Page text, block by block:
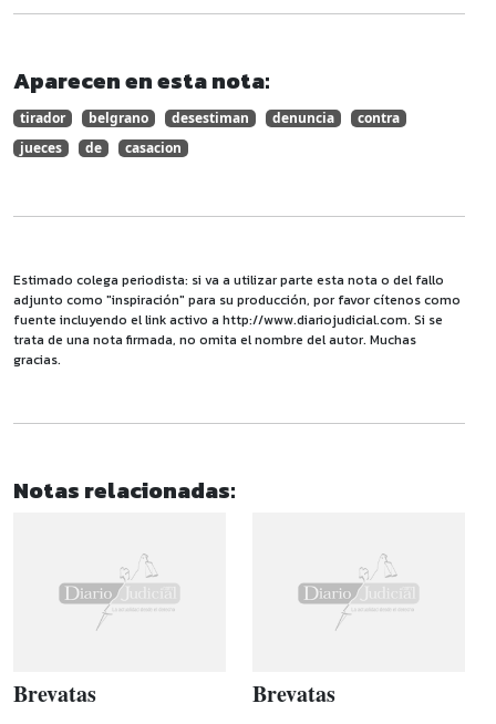
Aparecen en esta nota:
tirador belgrano desestiman denuncia
contra
jueces
de casacion
Estimado colega periodista: si va a utilizar parte esta nota o del fallo
adjunto como "inspiración" para su producción, por favor cítenos como
fuente incluyendo el link activo a http://www.diariojudicial.com. Si se
trata de una nota firmada, no omita el nombre del autor. Muchas
gracias.
Notas relacionadas:
Brevatas Brevatas